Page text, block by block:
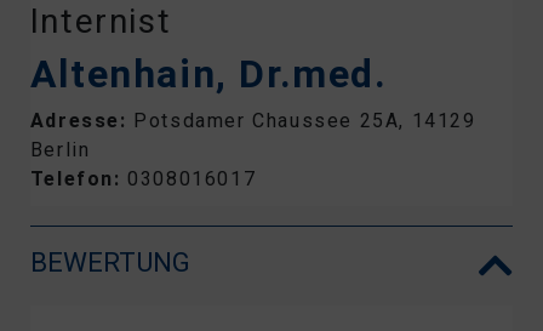
Internist
Altenhain, Dr.med.
Adresse: Potsdamer Chaussee 25A, 14129
Berlin
Telefon: 0308016017
BEWERTUNG